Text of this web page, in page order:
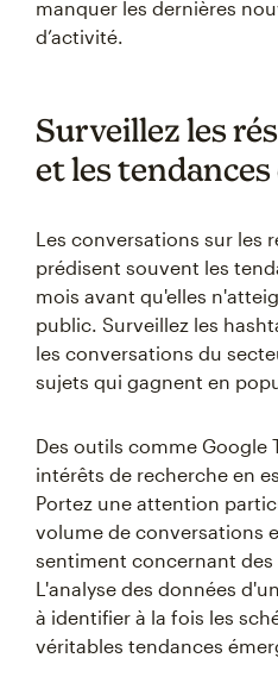
manquer les dernières
d’activité.
Surveillez les
et les
Les conversations sur les
prédisent souvent les
mois avant qu'elles
public. Surveillez les
les conversations du
sujets qui gagnent en
Des outils comme Google
intérêts de recherche en
Portez une attention
volume de conversations
sentiment concernant des
L'analyse des données
à identifier à la fois les
véritables tendances